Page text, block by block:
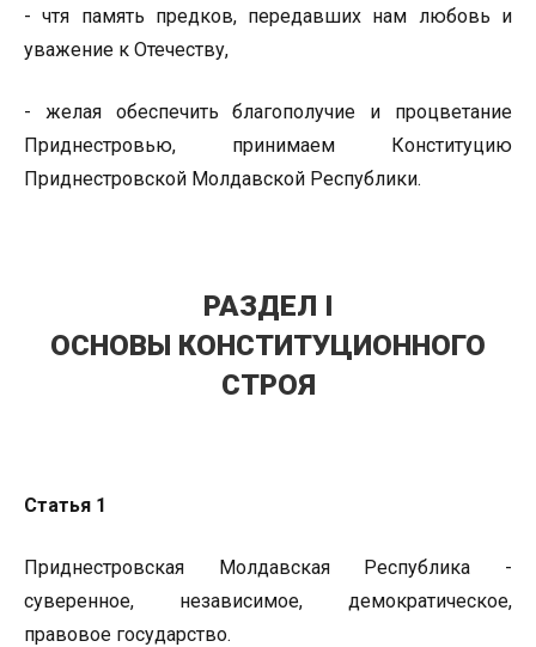
- чтя память предков, передавших нам любовь и
уважение к Отечеству,
- желая обеспечить благополучие и процветание
Приднестровью, принимаем Конституцию
Приднестровской Молдавской Республики.
РАЗДЕЛ I
ОСНОВЫ КОНСТИТУЦИОННОГО
СТРОЯ
Статья 1
Приднестровская Молдавская Республика -
суверенное, независимое, демократическое,
правовое государство.